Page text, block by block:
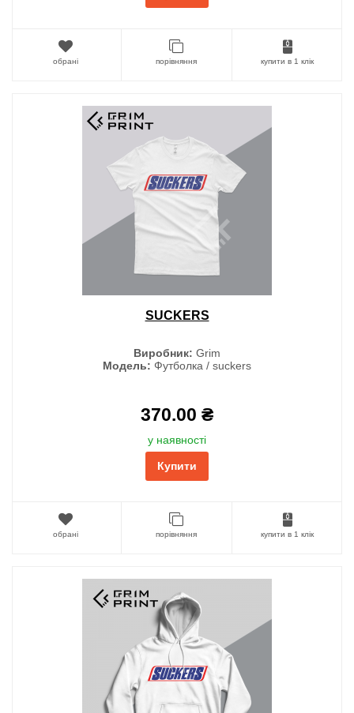
обрані порівняння купити в 1 клік
SUCKERS
Виробник: Grim
Модель: Футболка / suckers
370.00 ₴
у наявності
Купити
обрані порівняння купити в 1 клік